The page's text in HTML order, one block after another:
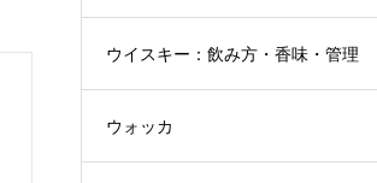
ウイスキー：飲み方・香味・管理
ウォッカ